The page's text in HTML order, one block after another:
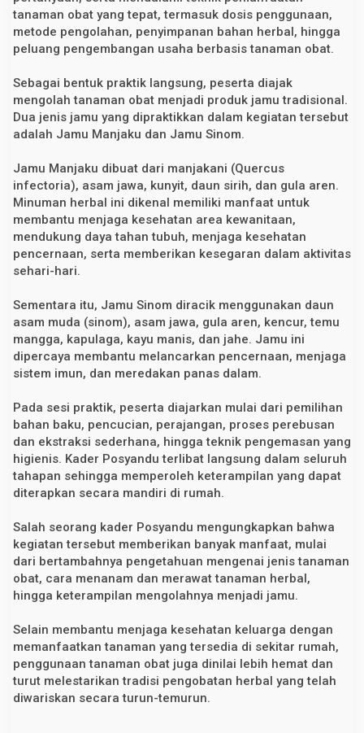
tanaman obat yang tepat, termasuk dosis penggunaan,
metode pengolahan, penyimpanan bahan herbal, hingga
peluang pengembangan usaha berbasis tanaman obat.
Sebagai bentuk praktik langsung, peserta diajak
mengolah tanaman obat menjadi produk jamu tradisional.
Dua jenis jamu yang dipraktikkan dalam kegiatan tersebut
adalah Jamu Manjaku dan Jamu Sinom.
Jamu Manjaku dibuat dari manjakani (Quercus
infectoria), asam jawa, kunyit, daun sirih, dan gula aren.
Minuman herbal ini dikenal memiliki manfaat untuk
membantu menjaga kesehatan area kewanitaan,
mendukung daya tahan tubuh, menjaga kesehatan
pencernaan, serta memberikan kesegaran dalam aktivitas
sehari-hari.
Sementara itu, Jamu Sinom diracik menggunakan daun
asam muda (sinom), asam jawa, gula aren, kencur, temu
mangga, kapulaga, kayu manis, dan jahe. Jamu ini
dipercaya membantu melancarkan pencernaan, menjaga
sistem imun, dan meredakan panas dalam.
Pada sesi praktik, peserta diajarkan mulai dari pemilihan
bahan baku, pencucian, perajangan, proses perebusan
dan ekstraksi sederhana, hingga teknik pengemasan yang
higienis. Kader Posyandu terlibat langsung dalam seluruh
tahapan sehingga memperoleh keterampilan yang dapat
diterapkan secara mandiri di rumah.
Salah seorang kader Posyandu mengungkapkan bahwa
kegiatan tersebut memberikan banyak manfaat, mulai
dari bertambahnya pengetahuan mengenai jenis tanaman
obat, cara menanam dan merawat tanaman herbal,
hingga keterampilan mengolahnya menjadi jamu.
Selain membantu menjaga kesehatan keluarga dengan
memanfaatkan tanaman yang tersedia di sekitar rumah,
penggunaan tanaman obat juga dinilai lebih hemat dan
turut melestarikan tradisi pengobatan herbal yang telah
diwariskan secara turun-temurun.